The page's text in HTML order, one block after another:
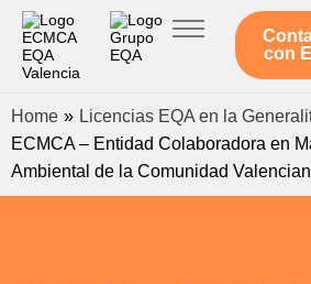
Inicio
Legislación
Quienes somos
con
Home » Licencias EQA en la
ECMCA – Entidad Colaboradora en
Ambiental de la Comunidad